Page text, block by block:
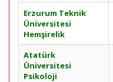
Erzurum Teknik
Üniversitesi
Hemşirelik
Atatürk
Üniversitesi
Psikoloji